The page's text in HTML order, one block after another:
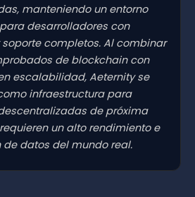
manteniendo un entorno
desarrolladores con
completos. Al combinar
de blockchain con
escalabilidad, Aeternity se
infraestructura para
de próxima
un alto rendimiento e
datos del mundo real.